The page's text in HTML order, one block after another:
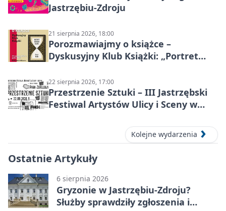
Jastrzębiu-Zdroju
21 sierpnia 2026, 18:00
Porozmawiajmy o książce –
Dyskusyjny Klub Książki: „Portret
22 sierpnia 2026, 17:00
Przestrzenie Sztuki – III Jastrzębski
Festiwal Artystów Ulicy i Sceny w
Kolejne wydarzenia
Ostatnie Artykuły
6 sierpnia 2026
Gryzonie w Jastrzębiu-Zdroju?
Służby sprawdziły zgłoszenia i